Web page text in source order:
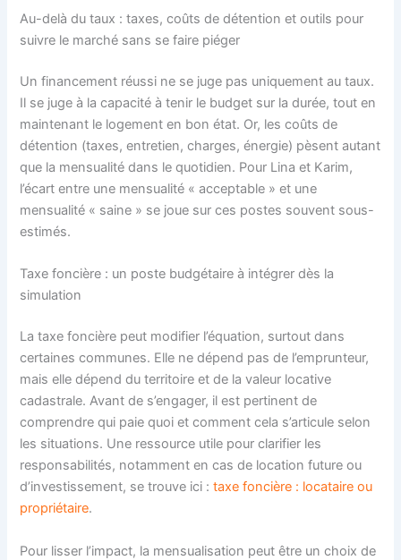
Au-delà du taux : taxes, coûts de détention et outils pour
suivre le marché sans se faire piéger
Un financement réussi ne se juge pas uniquement au taux.
Il se juge à la capacité à tenir le budget sur la durée, tout en
maintenant le logement en bon état. Or, les coûts de
détention (taxes, entretien, charges, énergie) pèsent autant
que la mensualité dans le quotidien. Pour Lina et Karim,
l’écart entre une mensualité « acceptable » et une
mensualité « saine » se joue sur ces postes souvent sous-
estimés.
Taxe foncière : un poste budgétaire à intégrer dès la
simulation
La taxe foncière peut modifier l’équation, surtout dans
certaines communes. Elle ne dépend pas de l’emprunteur,
mais elle dépend du territoire et de la valeur locative
cadastrale. Avant de s’engager, il est pertinent de
comprendre qui paie quoi et comment cela s’articule selon
les situations. Une ressource utile pour clarifier les
responsabilités, notamment en cas de location future ou
d’investissement, se trouve ici :taxe foncière : locataire ou
propriétaire.
Pour lisser l’impact, la mensualisation peut être un choix de